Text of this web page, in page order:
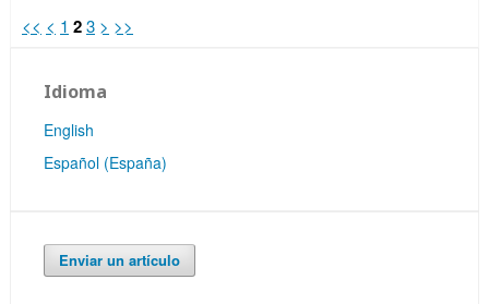
<< < 1 23 > >>
Idioma
English
Español (España)
Enviar un artículo